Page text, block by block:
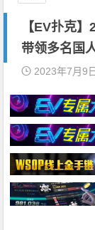
【EV扑克
带领多名国
2023年7月9日